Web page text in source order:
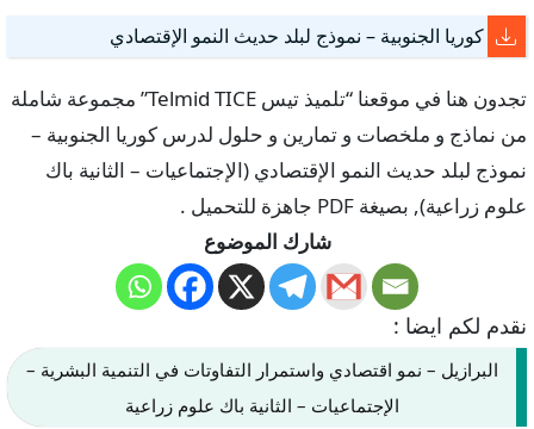
كوريا الجنوبية – نموذج لبلد حديث النمو الإقتصادي
تجدون هنا في موقعنا “تلميذ تيس Telmid TICE” مجموعة شاملة
من نماذج و ملخصات و تمارين و حلول لدرس كوريا الجنوبية –
نموذج لبلد حديث النمو الإقتصادي (الإجتماعيات – الثانية باك
علوم زراعية), بصيغة PDF جاهزة للتحميل .
شارك الموضوع
نقدم لكم ايضا :
البرازيل – نمو اقتصادي واستمرار التفاوتات في التنمية البشرية –
الإجتماعيات – الثانية باك علوم زراعية